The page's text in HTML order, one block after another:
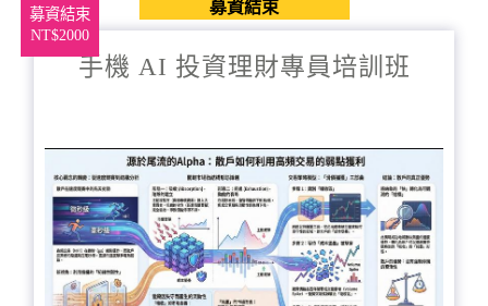
募資結束
NT$2000
募資結束
手機 AI 投資理財專員培訓班